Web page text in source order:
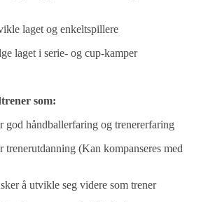
laget og enkeltspillere
laget i serie- og cup-kamper
som:
god håndballerfaring og trenererfaring
trenerutdanning (Kan kompanseres med
å utvikle seg videre som trener